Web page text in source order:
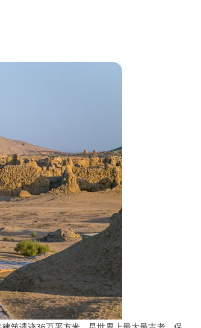
巧夺天工 400-189-0909